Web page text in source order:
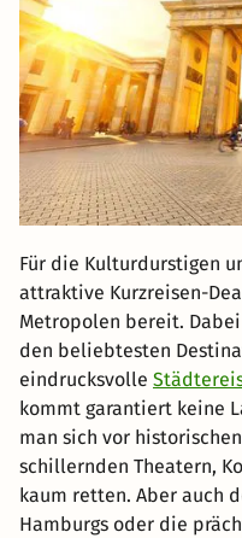
Für die Kulturdurstigen
attraktive Kurzreisen-
Metropolen bereit.
den beliebtesten
eindrucksvolle
kommt garantiert keine
man sich vor
schillernden Theatern,
kaum retten. Aber auch
Hamburgs oder die